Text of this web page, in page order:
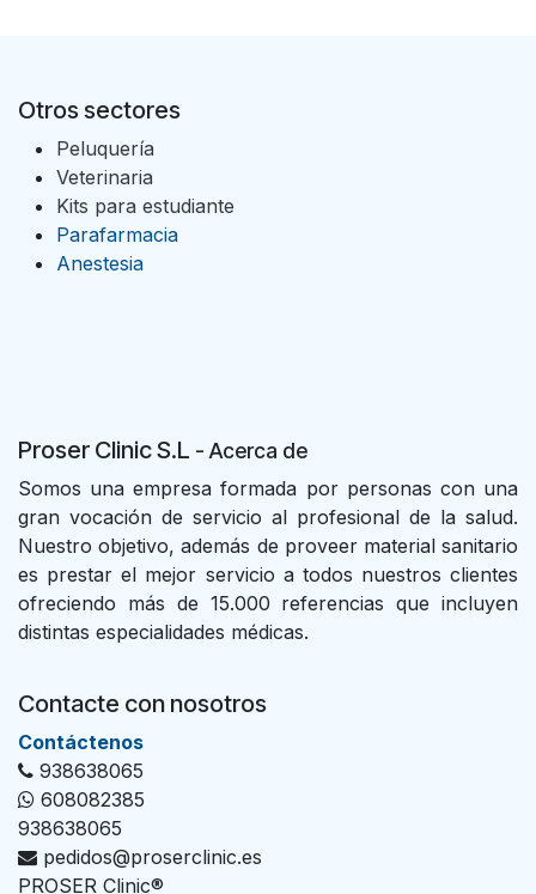
Otros sectores
Peluquería
Veterinaria
Kits para estudiante
Parafarmacia
Anestesia
Proser Clinic S.L - Acerca de
Somos una empresa formada por personas con una
gran vocación de servicio al profesional de la salud.
Nuestro objetivo, además de proveer material sanitario
es prestar el mejor servicio a todos nuestros clientes
ofreciendo más de 15.000 referencias que incluyen
distintas especialidades médicas.
Contacte con nosotros
Con​tác​tenos
938638065
608082385
938638065
pedidos@proserclinic.es
PROSER Clinic®